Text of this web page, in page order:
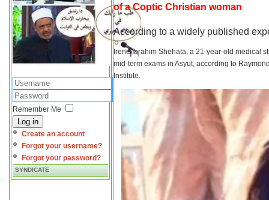
Remember Me
Log in
Create an account
Forgot your username?
Forgot your password?
SYNDICATE
of a Coptic Christian woman
According to a widely published
Irene Ibrahim Shehata, a 21-year-old medical
mid-term exams in Asyut, according to
Institute.